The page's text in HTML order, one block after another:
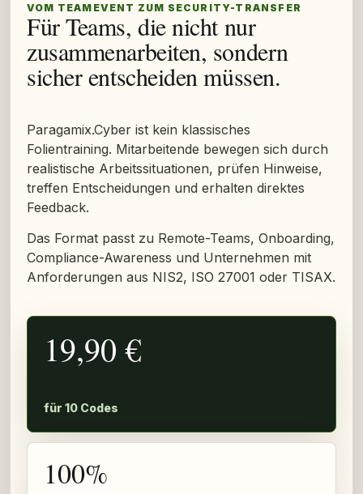
VOM TEAMEVENT ZUM SECURITY-TRANSFER
Für Teams, die nicht nur
zusammenarbeiten, sondern
sicher entscheiden müssen.
Paragamix.Cyber ist kein klassisches
Folientraining. Mitarbeitende bewegen sich durch
realistische Arbeitssituationen, prüfen Hinweise,
treffen Entscheidungen und erhalten direktes
Feedback.
Das Format passt zu Remote-Teams, Onboarding,
Compliance-Awareness und Unternehmen mit
Anforderungen aus NIS2, ISO 27001 oder TISAX.
19,90 €
für 10 Codes
100%